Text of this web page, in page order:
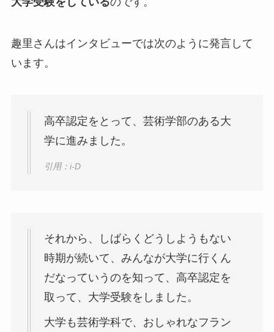
趣里さんはインタビューでは次のように発言して
います。
高卒認定をとって、芸術学部のある大
学に進みました。
引用：i-D
それから、しばらくどうしようもない
時期が続いて、みんなが大学に行くん
だなっていうのを知って、高卒認定を
取って、大学受験をしました。
大学も芸術学科で、おしゃれなフラン